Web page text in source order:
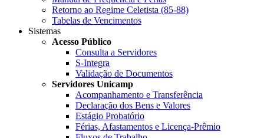
Retorno ao Regime Celetista (85-88)
Tabelas de Vencimentos
Sistemas
Acesso Público
Consulta a Servidores
S-Integra
Validação de Documentos
Servidores Unicamp
Acompanhamento e Transferência
Declaração dos Bens e Valores
Estágio Probatório
Férias, Afastamentos e Licença-Prêmio